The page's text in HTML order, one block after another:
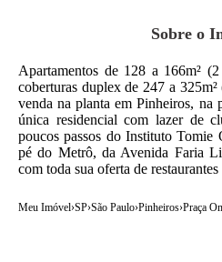
Sobre o
Apartamentos de 128 a 166m²
coberturas duplex de 247 a
venda na planta em Pinheiros,
única residencial com lazer de
poucos passos do Instituto Tomie
pé do Metrô, da Avenida Faria
com toda sua oferta de
Meu Imóvel›SP›São Paulo›Pinheiros›Praça